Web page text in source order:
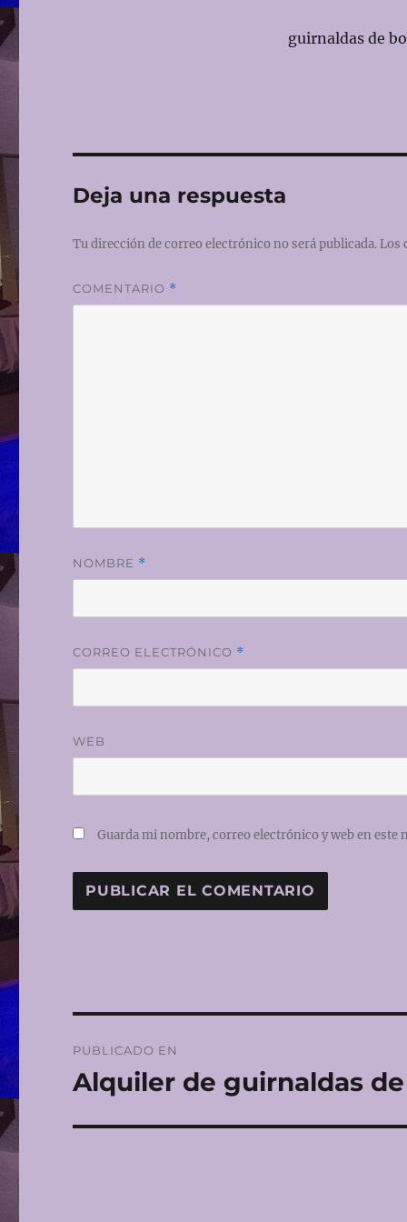
guirnaldas de
Deja una respuesta
Tu dirección de correo electrónico no será publicada.Los
COMENTARIO *
NOMBRE *
CORREO ELECTRÓNICO *
WEB
Guarda mi nombre, correo electrónico y web en este
de
PUBLICADO EN
Alquiler de guirnaldas